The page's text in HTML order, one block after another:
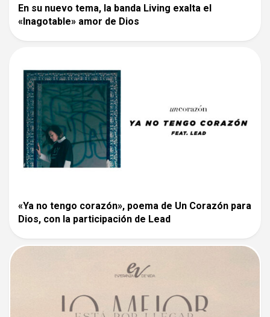
En su nuevo tema, la banda Living exalta el
«Inagotable» amor de Dios
«Ya no tengo corazón», poema de Un Corazón para
Dios, con la participación de Lead